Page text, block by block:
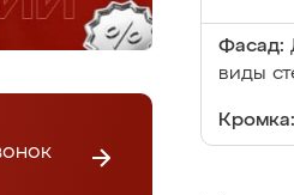
Фасад:
виды
Кромка: